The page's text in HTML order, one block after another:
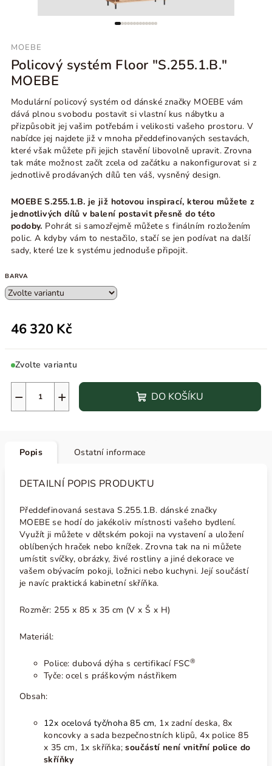
MOEBE
Policový systém Floor "S.255.1.B."
MOEBE
Modulární policový systém od dánské značky MOEBE vám
dává plnou svobodu postavit si vlastní kus nábytku a
přizpůsobit jej vašim potřebám i velikosti vašeho prostoru. V
nabídce jej najdete již v mnoha předdefinovaných sestavách,
které však můžete při jejich stavění libovolně upravit. Zrovna
tak máte možnost začít zcela od začátku a nakonfigurovat si z
jednotlivě prodávaných dílů ten váš, vysněný design.
MOEBE S.255.1.B. je již hotovou inspirací, kterou můžete z
jednotlivých dílů v balení postavit přesně do této
podoby. Pohrát si samozřejmě můžete s finálním rozložením
polic. A kdyby vám to nestačilo, stačí se jen podívat na další
sady, které lze k systému jednoduše připojit.
BARVA
46 320 Kč
Zvolte variantu
+
− DO KOŠÍKU
Popis Ostatní informace
DETAILNÍ POPIS PRODUKTU
Předdefinovaná sestava S.255.1.B. dánské značky
MOEBEse hodí do jakékoliv místnosti vašeho bydlení.
Využít ji můžete v dětském pokoji na vystavení a uložení
oblíbených hraček nebo knížek. Zrovna tak na ni můžete
umístit svíčky, obrázky, živé rostliny a jiné dekorace ve
vašem obývacím pokoji, ložnici nebo kuchyni. Její součástí
je navíc praktická kabinetní skříňka.
Rozměr: 255 x 85 x 35 cm (V x Š x H)
Materiál:
Police: dubová dýha s certifikací FSC®
Tyče: ocel s práškovým nástřikem
Obsah:
12x ocelová tyč/noha 85 cm, 1x zadní deska, 8x
koncovky a sada bezpečnostních klipů, 4x police 85
x 35 cm, 1x skříňka;součástí není vnitřní police do
skříňky